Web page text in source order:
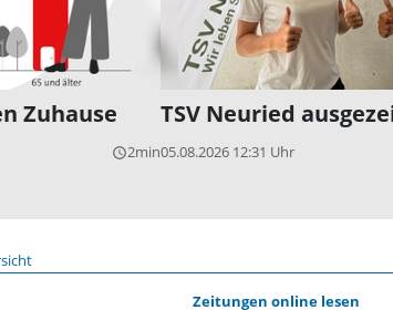
Zuhause
query_builder2min
TSV Neuried
05.08.2026 12:31 Uhr
Zeitungen online lesen